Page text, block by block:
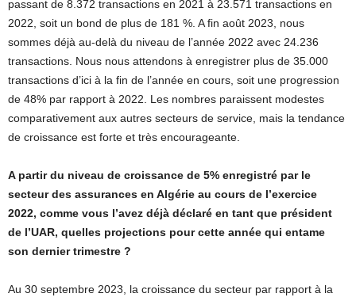
passant de 8.372 transactions en 2021 à 23.571 transactions en
2022, soit un bond de plus de 181 %. A fin août 2023, nous
sommes déjà au-delà du niveau de l’année 2022 avec 24.236
transactions. Nous nous attendons à enregistrer plus de 35.000
transactions d’ici à la fin de l’année en cours, soit une progression
de 48% par rapport à 2022. Les nombres paraissent modestes
comparativement aux autres secteurs de service, mais la tendance
de croissance est forte et très encourageante.
A partir du niveau de croissance de 5% enregistré par le
secteur des assurances en Algérie au cours de l’exercice
2022, comme vous l’avez déjà déclaré en tant que président
de l’UAR, quelles projections pour cette année qui entame
son dernier trimestre ?
Au 30 septembre 2023, la croissance du secteur par rapport à la